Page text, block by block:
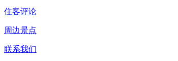
住客评论
周边景点
联系我们